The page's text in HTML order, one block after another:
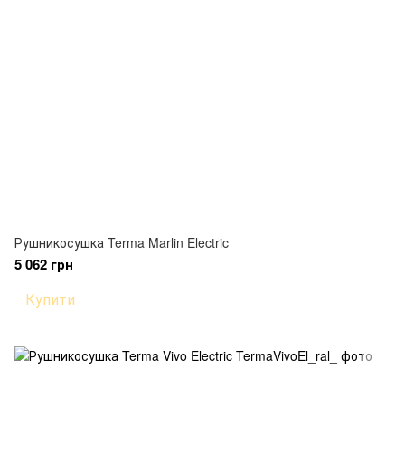
Рушникосушка Terma Marlin Electric
5 062 грн
Купити